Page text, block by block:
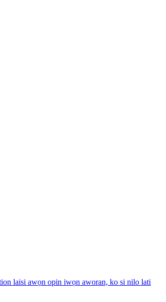
laisi awọn opin iwọn aworan, ko si nilo lati